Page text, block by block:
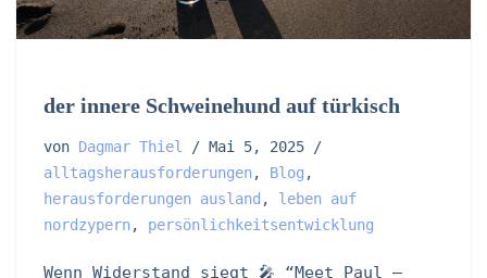
der innere Schweinehund auf türkisch
von Dagmar Thiel
Mai 5, 2025
alltagsherausforderungen, Blog ,
herausforderungen ausland , leben auf
nordzypern, persönlichkeitsentwicklung
Wenn Widerstand siegt 🎤 “Meet Paul –